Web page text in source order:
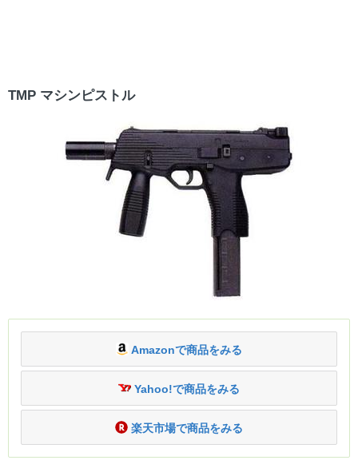
TMP マシンピストル
Amazonで商品をみる
Yahoo!で商品をみる
楽天市場で商品をみる